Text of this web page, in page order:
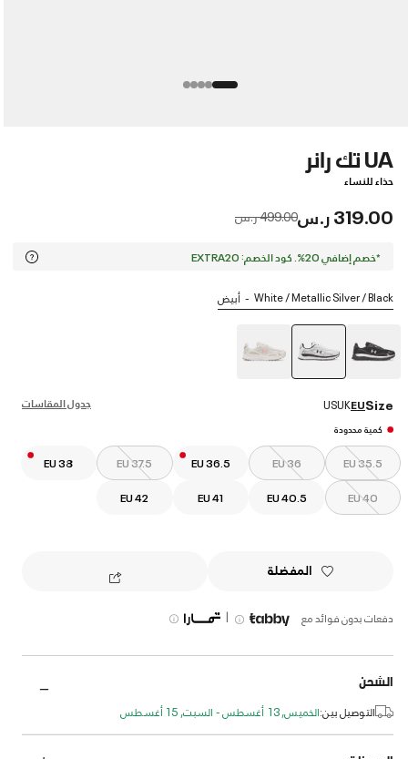
UA تك رانر
حذاء للنساء
319.00 ر.س Price reduced from
499.00 ر.س to
*خصم إضافي 20%. كود الخصم: EXTRA20
White / Metallic Silver / Black أبيض
جدول المقاسات Size
EU
UK
US
كمية محدودة
EU 35.5
EU 36
EU 36.5
EU 37.5
EU 38
EU 40
EU 40.5
EU 41
EU 42
المفضلة
دفعات بدون فوائد مع |
الشحن
التوصيل بين:الخميس, 13 أغسطس - السبت, 15 أغسطس